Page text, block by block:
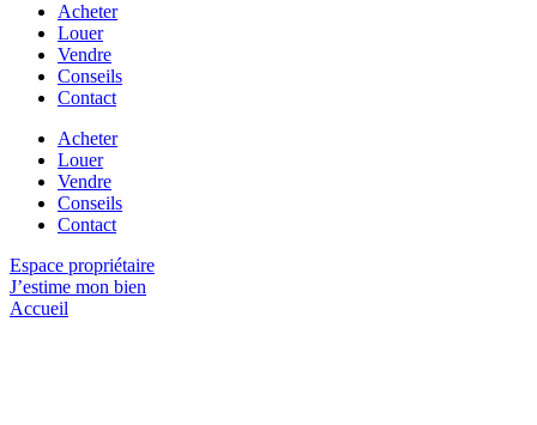
Acheter
Louer
Vendre
Conseils
Contact
Acheter
Louer
Vendre
Conseils
Contact
Espace propriétaire
J’estime mon bien
Accueil